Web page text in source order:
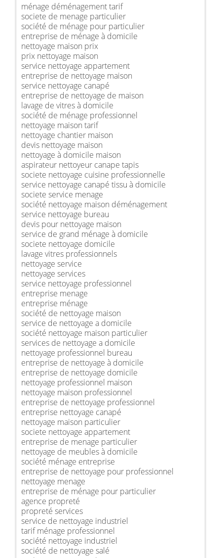
ménage déménagement tarif
societe de menage particulier
société de ménage pour particulier
entreprise de ménage à domicile
nettoyage maison prix
prix nettoyage maison
service nettoyage appartement
entreprise de nettoyage maison
service nettoyage canapé
entreprise de nettoyage de maison
lavage de vitres à domicile
société de ménage professionnel
nettoyage maison tarif
nettoyage chantier maison
devis nettoyage maison
nettoyage à domicile maison
aspirateur nettoyeur canape tapis
societe nettoyage cuisine professionnelle
service nettoyage canapé tissu à domicile
societe service menage
société nettoyage maison déménagement
service nettoyage bureau
devis pour nettoyage maison
service de grand ménage à domicile
societe nettoyage domicile
lavage vitres professionnels
nettoyage service
nettoyage services
service nettoyage professionnel
entreprise menage
entreprise ménage
société de nettoyage maison
service de nettoyage a domicile
société nettoyage maison particulier
services de nettoyage a domicile
nettoyage professionnel bureau
entreprise de nettoyage à domicile
entreprise de nettoyage domicile
nettoyage professionnel maison
nettoyage maison professionnel
entreprise de nettoyage professionnel
entreprise nettoyage canapé
nettoyage maison particulier
societe nettoyage appartement
entreprise de menage particulier
nettoyage de meubles à domicile
société ménage entreprise
entreprise de nettoyage pour professionnel
nettoyage menage
entreprise de ménage pour particulier
agence propreté
propreté services
service de nettoyage industriel
tarif ménage professionnel
société nettoyage industriel
société de nettoyage salé